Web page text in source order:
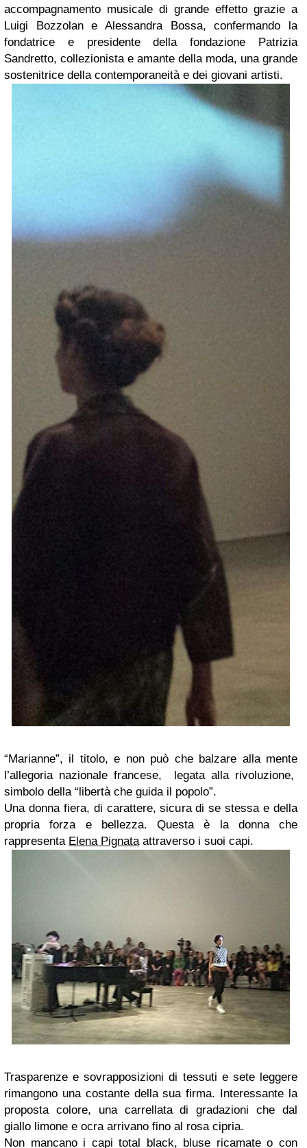
accompagnamento musicale di grande effetto grazie a
Luigi Bozzolan e Alessandra Bossa, confermando la
fondatrice e presidente della fondazione Patrizia
Sandretto, collezionista e amante della moda, una grande
sostenitrice della contemporaneità e dei giovani artisti.
“Marianne”, il titolo, e non può che balzare alla mente
l’allegoria nazionale francese, legata alla rivoluzione,
simbolo della “libertà che guida il popolo”.
Una donna fiera, di carattere, sicura di se stessa e della
propria forza e bellezza. Questa è la donna che
rappresenta Elena Pignataattraverso i suoi capi.
Trasparenze e sovrapposizioni di tessuti e sete leggere
rimangono una costante della sua firma. Interessante la
proposta colore, una carrellata di gradazioni che dal
giallo limone e ocra arrivano fino al rosa cipria.
Non mancano i capi total black, bluse ricamate o con